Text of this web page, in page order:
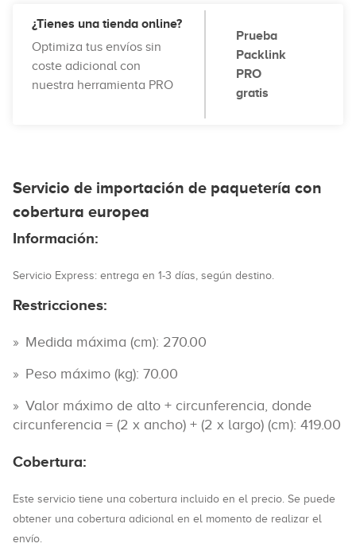
¿Tienes una tienda online?
Optimiza tus envíos sin
coste adicional con
nuestra herramienta PRO
Prueba
Packlink
PRO
gratis
Servicio de importación de paquetería con
cobertura europea
Información:
Servicio Express: entrega en 1-3 días, según destino.
Restricciones:
Medida máxima (cm): 270.00
Peso máximo (kg): 70.00
Valor máximo de alto + circunferencia, donde
circunferencia = (2 x ancho) + (2 x largo) (cm): 419.00
Cobertura:
Este servicio tiene una cobertura incluido en el precio. Se puede
obtener una cobertura adicional en el momento de realizar el
envío.